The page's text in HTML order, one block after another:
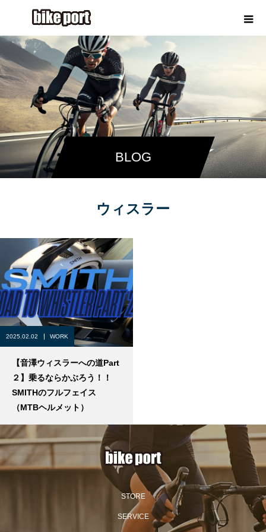
BLOG
ウィスラー
2025.02.02 WORK
【音澤ウィスラーへの道Part
２】乗るならかぶろう！！
SMITHのフルフェイス
（MTBヘルメット）
STORE
SERVICE